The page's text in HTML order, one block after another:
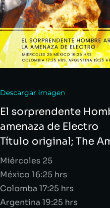
Descargar imagen
El sorprendente
amenaza de Electro
Título original; The
Miércoles 25
México 16:25 hrs
Colomba 17:25 hrs
Argentina 19:25 hrs